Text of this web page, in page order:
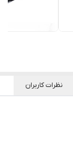
نظرات کاربران